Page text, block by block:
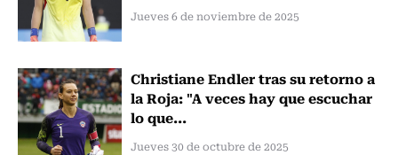
Jueves 6 de noviembre de 2025
Christiane Endler tras su retorno a
la Roja: "A veces hay que escuchar
lo que...
Jueves 30 de octubre de 2025